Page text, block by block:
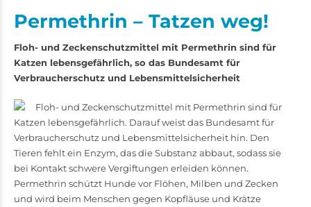
Permethrin – Tatzen weg!
Floh- und Zeckenschutzmittel mit Permethrin sind für
Katzen lebensgefährlich, so das Bundesamt für
Verbraucherschutz und Lebensmittel­sicherheit
Floh- und Zeckenschutzmittel mit Permethrin sind für
Katzen lebensgefährlich. Darauf weist das Bundesamt für
Verbraucherschutz und Lebensmittel­sicherheit hin. Den
Tieren fehlt ein Enzym, das die Substanz abbaut, sodass sie
bei Kontakt schwere Vergiftungen erleiden können.
Permethrin schützt Hunde vor Flöhen, Milben und Zecken
und wird beim Menschen gegen Kopfläuse und Krätze